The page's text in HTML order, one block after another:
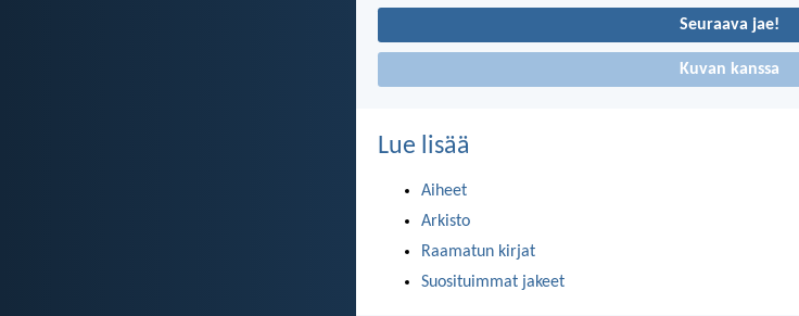
Seuraava jae!
Kuvan kanssa
Lue lisää
Aiheet
Arkisto
Raamatun kirjat
Suosituimmat jakeet